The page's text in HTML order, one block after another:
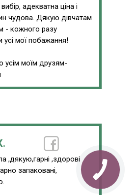
адекватна ціна і
чудова. Дякую дівчатам
- кожного разу
усі мої побажання!
усім моїм друзям-
,дякую,гарні ,здорові
запаковані,